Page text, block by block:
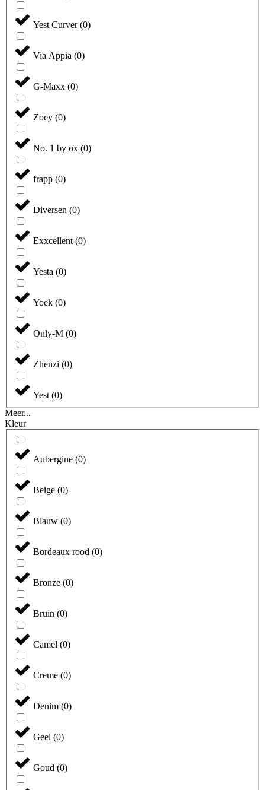
Yest Curver(0)
Via Appia (0)
G-Maxx (0)
Zoey (0)
No. 1 by ox (0)
frapp (0)
Diversen (0)
Exxcellent (0)
Yesta (0)
Yoek (0)
Only-M (0)
Zhenzi (0)
Yest (0)
Meer...
Kleur
Aubergine (0)
Beige (0)
Blauw (0)
Bordeaux rood (0)
Bronze (0)
Bruin (0)
Camel (0)
Creme (0)
Denim (0)
Geel (0)
Goud (0)